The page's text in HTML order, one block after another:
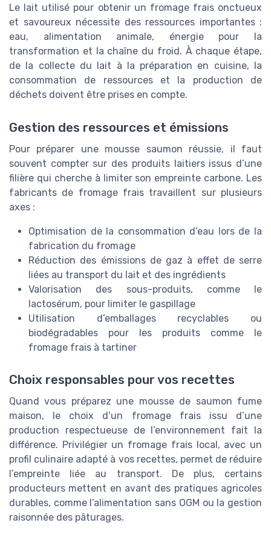
Le lait utilisé pour obtenir un fromage frais onctueux
et savoureux nécessite des ressources importantes :
eau, alimentation animale, énergie pour la
transformation et la chaîne du froid. À chaque étape,
de la collecte du lait à la préparation en cuisine, la
consommation de ressources et la production de
déchets doivent être prises en compte.
Gestion des ressources et émissions
Pour préparer une mousse saumon réussie, il faut
souvent compter sur des produits laitiers issus d’une
filière qui cherche à limiter son empreinte carbone. Les
fabricants de fromage frais travaillent sur plusieurs
axes :
Optimisation de la consommation d’eau lors de la
fabrication du fromage
Réduction des émissions de gaz à effet de serre
liées au transport du lait et des ingrédients
Valorisation des sous-produits, comme le
lactosérum, pour limiter le gaspillage
Utilisation d’emballages recyclables ou
biodégradables pour les produits comme le
fromage frais à tartiner
Choix responsables pour vos recettes
Quand vous préparez une mousse de saumon fume
maison, le choix d’un fromage frais issu d’une
production respectueuse de l’environnement fait la
différence. Privilégier un fromage frais local, avec un
profil culinaire adapté à vos recettes, permet de réduire
l’empreinte liée au transport. De plus, certains
producteurs mettent en avant des pratiques agricoles
durables, comme l’alimentation sans OGM ou la gestion
raisonnée des pâturages.